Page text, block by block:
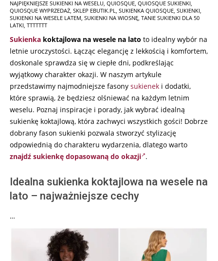
NAJPIĘKNIEJSZE SUKIENKI NA WESELU, QUIOSQUE, QUIOSQUE SUKIENKI,
QUIOSQUE WYPRZEDAŻ, SKLEP EBUTIK.PL, SUKIENKA QUIOSQUE, SUKIENKI,
SUKIENKI NA WESELE LATEM, SUKIENKI NA WIOSNĘ, TANIE SUKIENKI DLA 50
LATKI, TTTTTTT
Sukienka koktajlowa na wesele na lato to idealny wybór na
letnie uroczystości. Łącząc elegancję z lekkością i komfortem,
doskonale sprawdza się w ciepłe dni, podkreślając
wyjątkowy charakter okazji. W naszym artykule
przedstawimy najmodniejsze fasony sukienek i dodatki,
które sprawią, że będziesz olśniewać na każdym letnim
weselu. Poznaj inspiracje i porady, jak wybrać idealną
sukienkę koktajlową, która zachwyci wszystkich gości! Dobrze
dobrany fason sukienki pozwala stworzyć stylizację
odpowiednią do charakteru wydarzenia, dlatego warto
znajdź sukienkę dopasowaną do okazji .
Idealna sukienka koktajlowa na wesele na
lato – najważniejsze cechy
…